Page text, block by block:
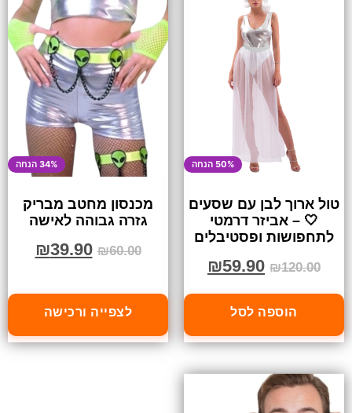
50% הנחה
טול ארוך לבן עם שסעים
🤍 – אביזר דרמטי
לתחפושות ופסטיבלים
₪120.00
₪59.90
הוספה לסל
34% הנחה
מכנסון מחטב מבריק
גזרה גבוהה לאישה
₪60.00
₪39.90
לצפייה ורכישה